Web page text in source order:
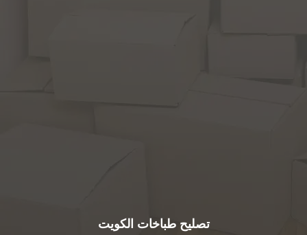
تصليح طباخات الكويت